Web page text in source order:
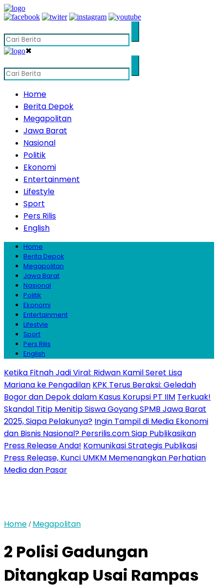
✖
Home
Berita Depok
Megapolitan
Jawa Barat
Nasional
Politik
Ekonomi
Entertainment
Lifestyle
Sport
Pers Rilis
English
Home
Berita Depok
Megapolitan
Jawa Barat
Nasional
Politik
Ekonomi
Entertainment
Lifestyle
Sport
Pers Rilis
English
Ketika Fitnah Jadi Viral: Ridwan Kamil Seret Lisa
Mariana ke Pengadilan KPK Terus Beraksi: Geledah
Bogor dan Depok dalam Kasus Korupsi PT IIM Terkuak!
Skandal Titip Menitip Siswa Goyang SPMB Jawa Barat
2025, Siapa Pelakunya? Ingin Tampil di Media Ekonomi
dan Bisnis Nasional? Persrilis.com Siap Publikasikan
Press Release Anda! Komunikasi Strategis Publikasi
Press Release, Kunci UMKM Memenangkan Perhatian
Media dan Pasar
Home / Megapolitan
2 Polisi Gadungan
Ditangkap Usai Rampas